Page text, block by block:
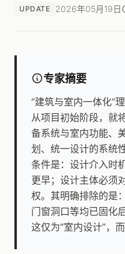
UPDATE 2026年05月19日
专家摘要
“建筑与室内一体化”
从项目初始阶段，就
备系统与室内功能、
划、统一设计的系统
条件是：设计介入时
更早；设计主体必须
权。其明确排除的是
门窗洞口等均已固化
这仅为“室内设计”，
提交即视为您同意我们与您联